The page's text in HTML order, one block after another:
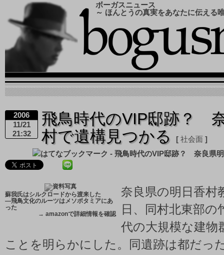
ボーガスニュース
～ ほんとうの真実をあなたに伝える
2006
11/21
21:32
飛鳥時代のVIP邸跡？
村で遺構見つかる
社会面
蘇我氏はシルクロードから渡来した
―飛鳥文化のルーツはメソポタミアにあ
った
→ amazonで詳細情報を確認
奈良県の明日香村
日、同村北東部の
代の大規模な建物
ことを明らかにした。同遺跡は都だっ